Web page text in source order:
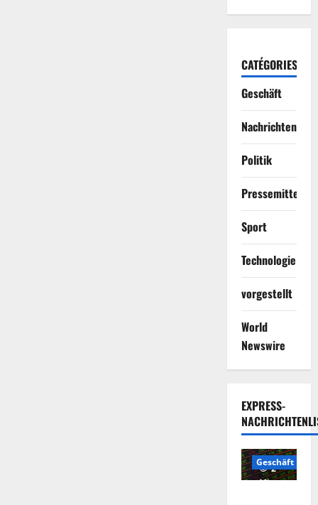
CATÉGORIES
Geschäft
Nachrichten
Politik
Sport
Technologie
vorgestellt
World
Newswire
EXPRESS-
2
Minuten
Geschäft